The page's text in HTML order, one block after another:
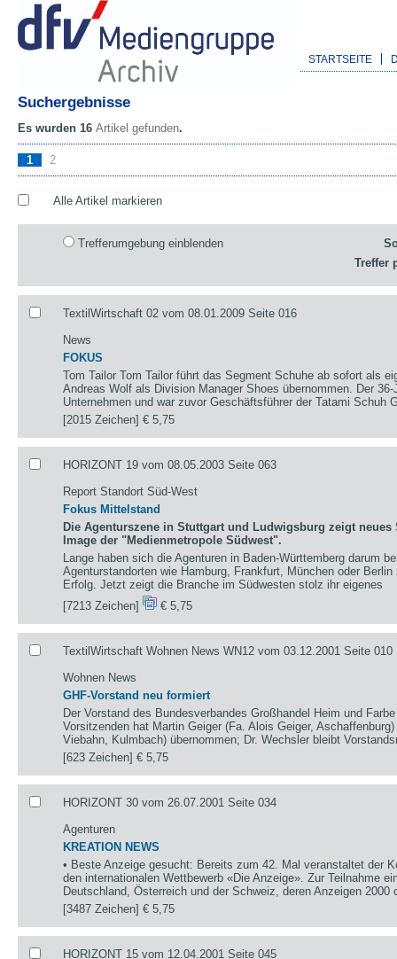
STARTSEITE
Suchergebnisse
Es wurden 16 Artikel gefunden.
1 2
Alle Artikel markieren
Trefferumgebung einblenden
Treffer
TextilWirtschaft 02 vom 08.01.2009 Seite 016
News
FOKUS
Tom Tailor Tom Tailor führt das Segment Schuhe ab sofort als
Andreas Wolf als Division Manager Shoes übernommen. Der
Unternehmen und war zuvor Geschäftsführer der Tatami Schuh
[2015 Zeichen]€ 5,75
HORIZONT 19 vom 08.05.2003 Seite 063
Report Standort Süd-West
Fokus Mittelstand
Die Agenturszene in Stuttgart und Ludwigsburg zeigt
Image der "Medienmetropole Südwest".
Lange haben sich die Agenturen in Baden-Württemberg darum
Agenturstandorten wie Hamburg, Frankfurt, München oder
Erfolg. Jetzt zeigt die Branche im Südwesten stolz ihr eigenes
[7213 Zeichen]
€ 5,75
TextilWirtschaft Wohnen News WN12 vom 03.12.2001 Seite 010
Wohnen News
GHF-Vorstand neu formiert
Der Vorstand des Bundesverbandes Großhandel Heim und
Vorsitzenden hat Martin Geiger (Fa. Alois Geiger,
Viebahn, Kulmbach) übernommen; Dr. Wechsler bleibt
[623 Zeichen]€ 5,75
HORIZONT 30 vom 26.07.2001 Seite 034
Agenturen
KREATION NEWS
• Beste Anzeige gesucht: Bereits zum 42. Mal veranstaltet der
den internationalen Wettbewerb «Die Anzeige». Zur Teilnahme
Deutschland, Österreich und der Schweiz, deren Anzeigen 2000
[3487 Zeichen]€ 5,75
HORIZONT 15 vom 12.04.2001 Seite 045